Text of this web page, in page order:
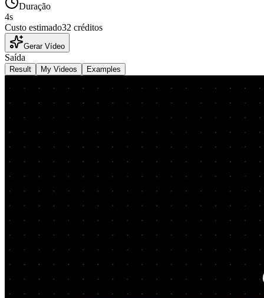
Duração
4s
Custo estimado32 créditos
Gerar Vídeo
Saída
Result My Videos Examples